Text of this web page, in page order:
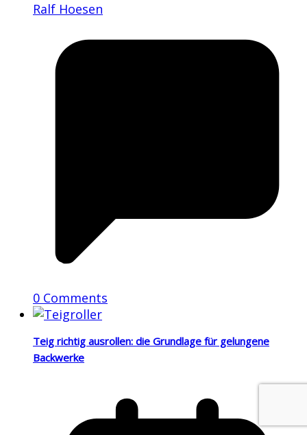
Ralf Hoesen
0 Comments
Teig richtig ausrollen: die Grundlage für gelungene
Backwerke